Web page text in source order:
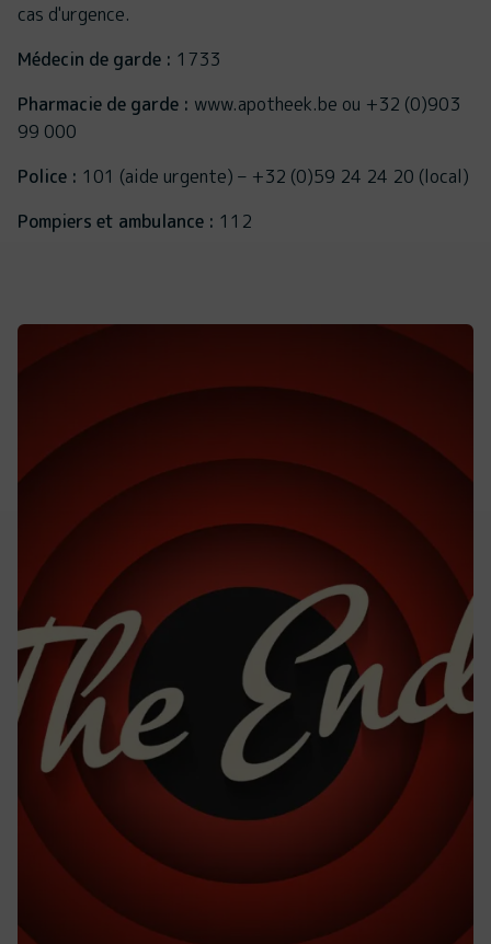
cas d'urgence.
Médecin de garde : 1733
Pharmacie de garde : www.apotheek.be ou +32 (0)903
99 000
Police : 101 (aide urgente) – +32 (0)59 24 24 20 (local)
Pompiers et ambulance : 112